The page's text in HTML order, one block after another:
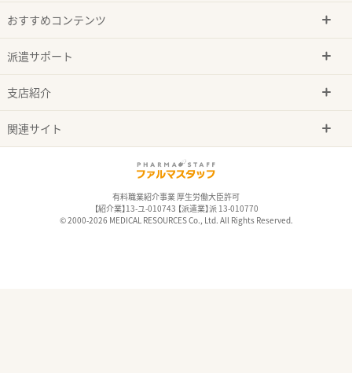
おすすめコンテンツ
派遣サポート
支店紹介
関連サイト
有料職業紹介事業 厚生労働大臣許可
【紹介業】13-ユ-010743 【派遣業】派 13-010770
© 2000-2026 MEDICAL RESOURCES Co., Ltd. All Rights Reserved.